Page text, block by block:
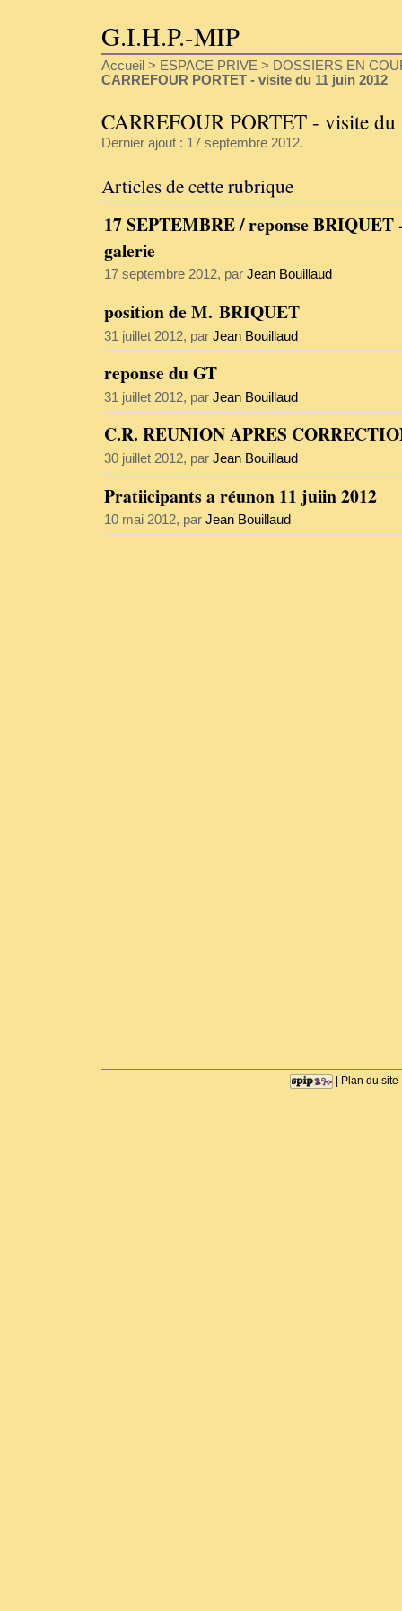
G.I.H.P.-MIP
Accueil > ESPACE PRIVE > DOSSIERS EN
CARREFOUR PORTET - visite du 11 juin 2012
CARREFOUR PORTET - visite
Dernier ajout : 17 septembre 2012.
Articles de cette rubrique
17 SEPTEMBRE / reponse BRIQUET
galerie
17 septembre 2012, par Jean Bouillaud
position de M. BRIQUET
31 juillet 2012, par Jean Bouillaud
reponse du GT
31 juillet 2012, par Jean Bouillaud
C.R. REUNION APRES
30 juillet 2012, par Jean Bouillaud
Pratiicipants a réunon 11 juiin 2012
10 mai 2012, par Jean Bouillaud
| Plan du site